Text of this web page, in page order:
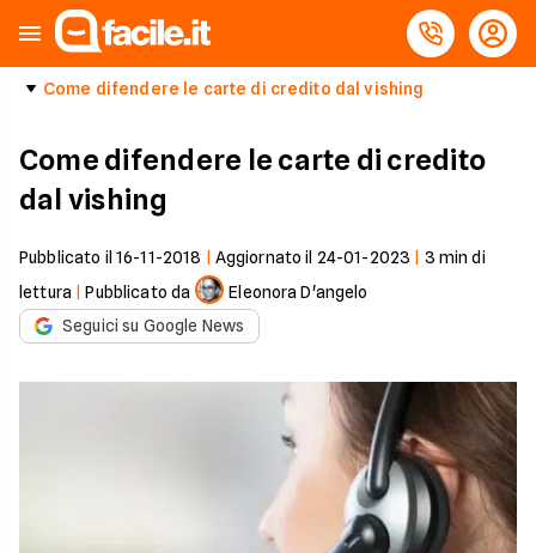
Come difendere le carte di credito dal vishing
Come difendere le carte di credito
dal vishing
Pubblicato il 16-11-2018 Aggiornato il 24-01-2023 3 min di
lettura |Pubblicato da
Eleonora D'angelo
Seguici su Google News